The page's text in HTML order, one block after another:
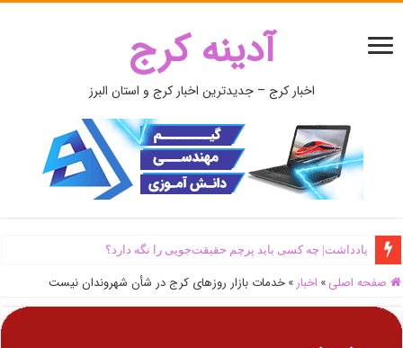
آدینه کرج
اخبار کرج – جدیدترین اخبار کرج و استان البرز
یادداشت| ‌چه کسی باید پرچم حقیقت‌جویی را نگه دارد؟
صفحه اصلی » اخبار » خدمات بازار روزهای کرج در شأن شهروندان نیست